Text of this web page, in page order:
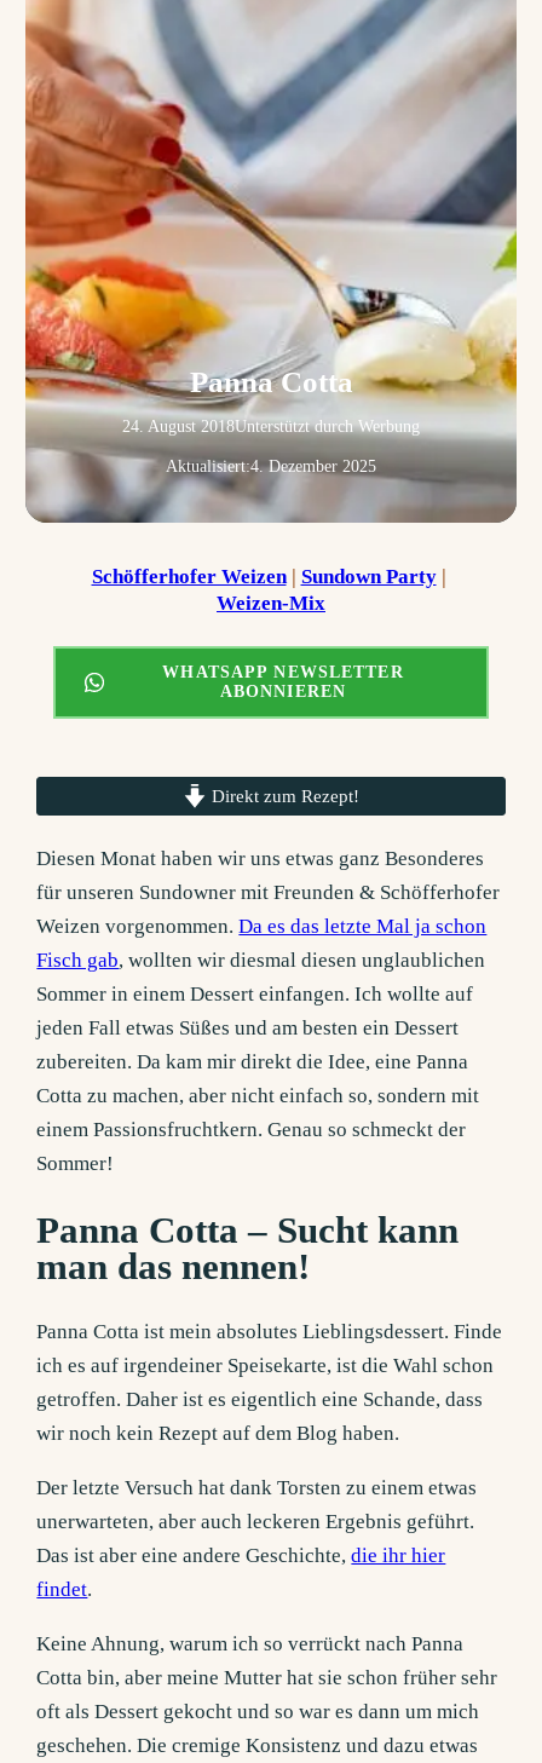
Panna Cotta
24. August 2018Unterstützt durch Werbung
Aktualisiert:4. Dezember 2025
Schöfferhofer Weizen | Sundown Party
Weizen-Mix
WHATSAPP NEWSLETTER
ABONNIEREN
Direkt zum Rezept!
Diesen Monat haben wir uns etwas ganz Besonderes
für unseren Sundowner mit Freunden & Schöfferhofer
Weizen vorgenommen.Da es das letzte Mal ja schon
Fisch gab, wollten wir diesmal diesen unglaublichen
Sommer in einem Dessert einfangen. Ich wollte auf
jeden Fall etwas Süßes und am besten ein Dessert
zubereiten. Da kam mir direkt die Idee, eine Panna
Cotta zu machen, aber nicht einfach so, sondern mit
einem Passionsfruchtkern. Genau so schmeckt der
Sommer!
Panna Cotta – Sucht kann
man das nennen!
Panna Cotta ist mein absolutes Lieblingsdessert. Finde
ich es auf irgendeiner Speisekarte, ist die Wahl schon
getroffen. Daher ist es eigentlich eine Schande, dass
wir noch kein Rezept auf dem Blog haben.
Der letzte Versuch hat dank Torsten zu einem etwas
unerwarteten, aber auch leckeren Ergebnis geführt.
Das ist aber eine andere Geschichte,die ihr hier
findet.
Keine Ahnung, warum ich so verrückt nach Panna
Cotta bin, aber meine Mutter hat sie schon früher sehr
oft als Dessert gekocht und so war es dann um mich
geschehen. Die cremige Konsistenz und dazu etwas